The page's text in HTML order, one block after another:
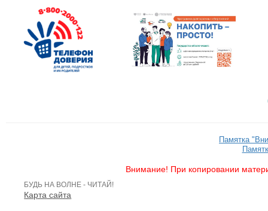
Памятка
Внимание! При копировании
БУДЬ НА ВОЛНЕ - ЧИТАЙ!
Карта сайта